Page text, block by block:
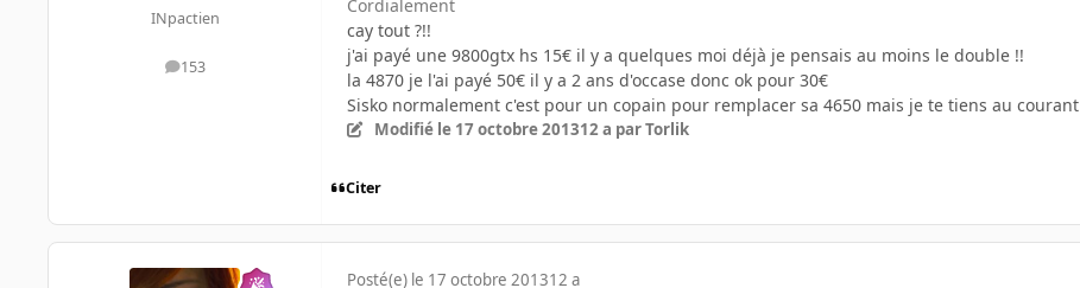
INpactien
153
messages
Cordialement
cay tout ?!!
j'ai payé une 9800gtx hs 15€ il y a quelques moi déjà je pensais au moins le double !!
la 4870 je l'ai payé 50€ il y a 2 ans d'occase donc ok pour 30€
Sisko normalement c'est pour un copain pour remplacer sa 4650 mais je te tiens au courant
Modifié le 17 octobre 201312 a par Torlik
Citer
Posté(e) le 17 octobre 201312 a